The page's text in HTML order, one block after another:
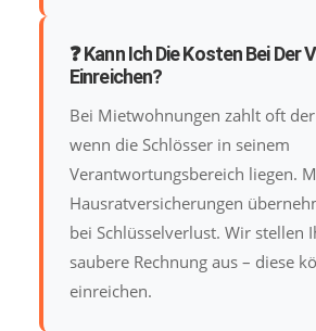
❓ Kann Ich Die Kosten Bei Der
Einreichen?
Bei Mietwohnungen zahlt oft
wenn die Schlösser in seinem
Verantwortungsbereich liegen.
Hausratversicherungen
bei Schlüsselverlust. Wir stellen
saubere Rechnung aus – diese
einreichen.